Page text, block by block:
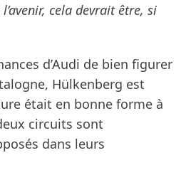
l’avenir, cela devrait être, si
d’Audi de bien figurer
Hülkenberg est
était en bonne forme à
circuits sont
dans leurs